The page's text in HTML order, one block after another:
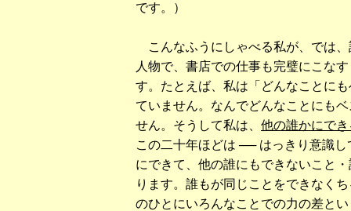
です。）
こんなふうにしゃべる私が、では
人物で、書店での仕事も完璧にこな
す。たとえば、私は「どんなことに
ていません。なんでどんなことにも
せん。そうして私は、 他の誰かにで
この二十年ほどは ── はっきり意識
にできて、他の誰にもできないこと
ります。誰もが同じことをできなく
のひとにいろんなことでの力の差と